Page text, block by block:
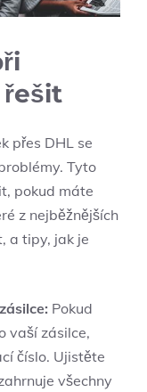
řešit
přes DHL se
Tyto
pokud máte
z nejběžnějších
a tipy, jak je
Pokud
vaší zásilce,
číslo. Ujistěte
všechny